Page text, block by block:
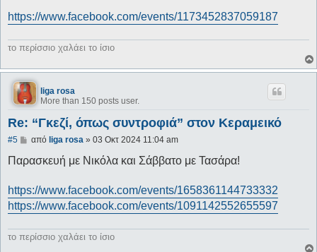
https://www.facebook.com/events/1173452837059187
το περίσσιο χαλάει το ίσιο
liga rosa
More than 150 posts user.
Re: “Γκεζί, όπως συντροφιά” στον Κεραμεικό
#5
Δ
μ
ί
ε
υ
η
από liga rosa » 03 Οκτ 2024 11:04 am
Παρασκευή με Νικόλα και Σάββατο με Τασάρα!
https://www.facebook.com/events/1658361144733332
https://www.facebook.com/events/1091142552655597
το περίσσιο χαλάει το ίσιο